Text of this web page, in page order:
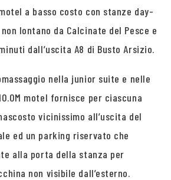
a basso costo con stanze day-
lontano da Calcinate del Pesce e
dall’uscita A8 di Busto Arsizio.
nella junior suite e nelle
motel fornisce per ciascuna
vicinissimo all’uscita del
ed un parking riservato che
alla porta della stanza per
non visibile dall’esterno.